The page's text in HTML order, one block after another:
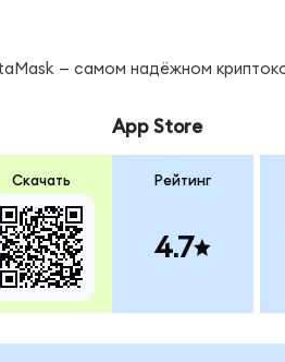
— самом надёжном
Скачать
App Store
Рейтинг
4.7